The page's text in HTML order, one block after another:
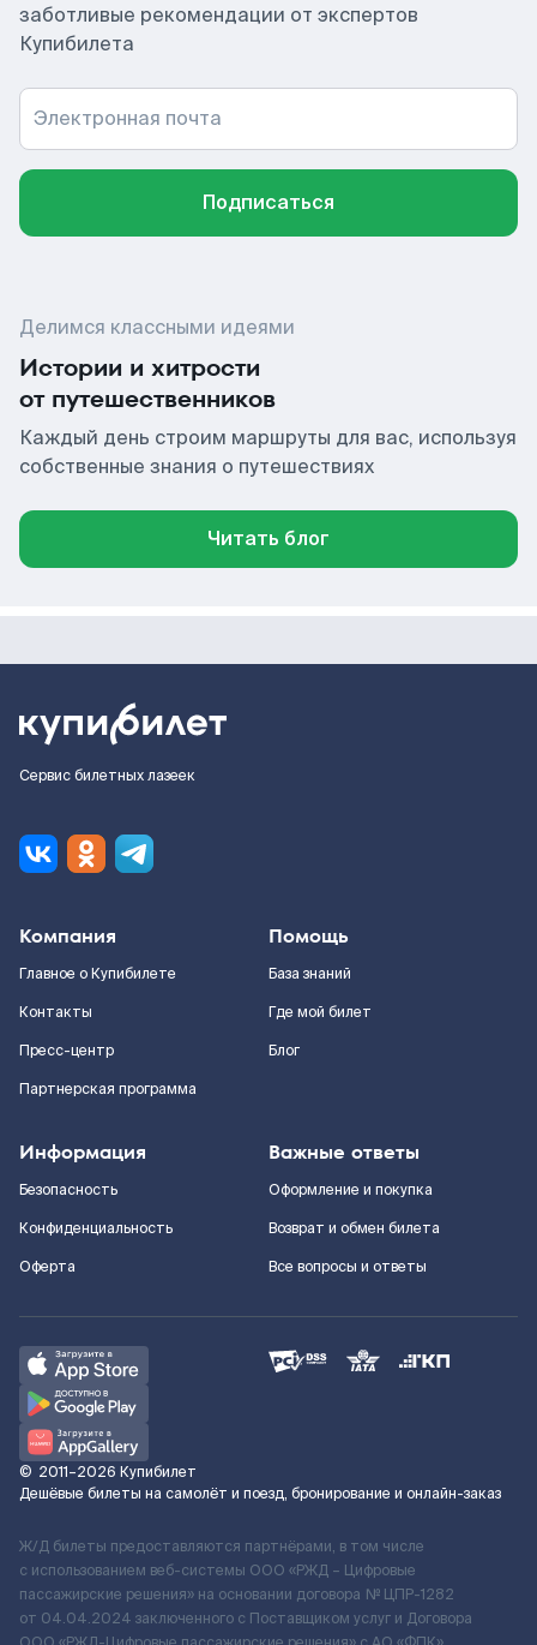
заботливые рекомендации от экспертов
Купибилета
Электронная почта
Подписаться
Делимся классными идеями
Истории и хитрости
от путешественников
Каждый день строим маршруты для вас, используя
собственные знания о путешествиях
Читать блог
Сервис билетных лазеек
Компания
Главное о Купибилете
Контакты
Пресс-центр
Партнерская программа
Помощь
База знаний
Где мой билет
Блог
Информация
Безопасность
Конфиденциальность
Оферта
Важные ответы
Оформление и покупка
Возврат и обмен билета
Все вопросы и ответы
© 2011–2026 Купибилет
Дешёвые билеты на самолёт и поезд, бронирование и онлайн-заказ
Ж/Д билеты предоставляются партнёрами, в том числе
с использованием веб-системы ООО «РЖД – Цифровые
пассажирские решения» на основании договора № ЦПР-1282
от 04.04.2024 заключенного с Поставщиком услуг и Договора